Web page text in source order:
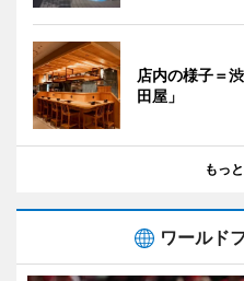
店内の様子＝
田屋」
もっ
ワールド